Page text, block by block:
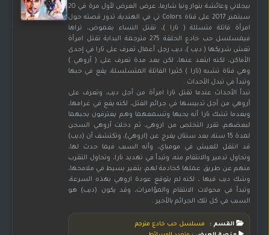
بيجلاني وعائشة بنوار ونيا شارما، عرض العرض لأول مرة في 20
سبتمبر 2017 على قناة Colors تي في الهندية، تدور قصته حول
امرأة قاتلة متسللة ( تارا )، تقتل النساء بغموض، نراها
فيمسلسل حب خادع الحلقة 275 مترجمة البداية تقتل امرأة
تغش شريكها ( ديب )، ديب رجل أعمال تعرف على تارا في إحدى
الأماكن، لكنه ابتعد عنها، لكن بعد مدة تعرف على ( أروهي )
وهي فتاة تشبه (تارا ) كثيرا القاتلة المتسلسلة، يقع في حبها
وتبدأ في تبدل الأحداث .
تبدأ الأحداث عندما تقتل تارا امرأة من أجل ديب، وتعرف على
أروهي من أجل تدبيسها في جرائم القتل، لكنه يقع في غرامها،
وبعدما تشك تارا أنه يحبها وتسمعهما وهم يعترفون بحبهما
لبعضهم، تقرر التخلص من اروهي، ثم دخلت آروهي السجن
لمدة 15 سنة، بعد سنتان يفرج عن (اروهي)، وتكتشف أن (ديب)
قد انتقل للعيش في مومباي، وأنه السبب فيما حدث لها،
وتحاول تدمير والانتقام منه، وتبدأ في تهديد تارا، وتحاول التقرب
منهم عن طريق عملها كخادمة لهم، بتغير بسيط في ملامحها،
وشك ديب فيها ، لكنه لم يتوقع عودة اروهي بهذه السرعة،
وتبدأ في محولات الانتقام والمؤامرات، وقد يكون (ديب) هو
السبب في كل تلك الجرائم بالأخير .
القسم :
مسلسل حب خادع مترجم